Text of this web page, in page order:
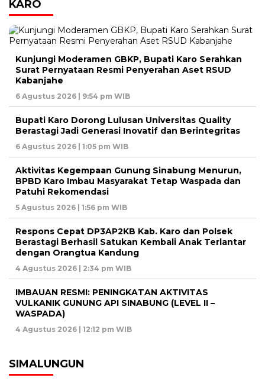
KARO
Kunjungi Moderamen GBKP, Bupati Karo Serahkan
Surat Pernyataan Resmi Penyerahan Aset RSUD
Kabanjahe
6 Agustus 2026 | 9:54 pm WIB
Bupati Karo Dorong Lulusan Universitas Quality
Berastagi Jadi Generasi Inovatif dan Berintegritas
6 Agustus 2026 | 1:05 pm WIB
Aktivitas Kegempaan Gunung Sinabung Menurun,
BPBD Karo Imbau Masyarakat Tetap Waspada dan
Patuhi Rekomendasi
5 Agustus 2026 | 1:56 pm WIB
Respons Cepat DP3AP2KB Kab. Karo dan Polsek
Berastagi Berhasil Satukan Kembali Anak Terlantar
dengan Orangtua Kandung
4 Agustus 2026 | 2:34 pm WIB
IMBAUAN RESMI: PENINGKATAN AKTIVITAS
VULKANIK GUNUNG API SINABUNG (LEVEL II –
WASPADA)
4 Agustus 2026 | 12:12 pm WIB
SIMALUNGUN